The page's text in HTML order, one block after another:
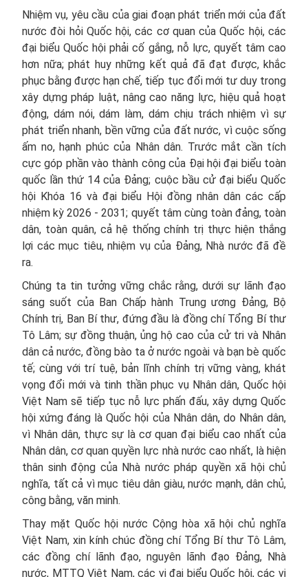
Nhiệm vụ, yêu cầu của giai đoạn phát triển mới của đất
nước đòi hỏi Quốc hội, các cơ quan của Quốc hội, các
đại biểu Quốc hội phải cố gắng, nỗ lực, quyết tâm cao
hơn nữa; phát huy những kết quả đã đạt được, khắc
phục bằng được hạn chế, tiếp tục đổi mới tư duy trong
xây dựng pháp luật, nâng cao năng lực, hiệu quả hoạt
động, dám nói, dám làm, dám chịu trách nhiệm vì sự
phát triển nhanh, bền vững của đất nước, vì cuộc sống
ấm no, hạnh phúc của Nhân dân. Trước mắt cần tích
cực góp phần vào thành công của Đại hội đại biểu toàn
quốc lần thứ 14 của Đảng; cuộc bầu cử đại biểu Quốc
hội Khóa 16 và đại biểu Hội đồng nhân dân các cấp
nhiệm kỳ 2026 - 2031; quyết tâm cùng toàn đảng, toàn
dân, toàn quân, cả hệ thống chính trị thực hiện thắng
lợi các mục tiêu, nhiệm vụ của Đảng, Nhà nước đã đề
ra.
Chúng ta tin tưởng vững chắc rằng, dưới sự lãnh đạo
sáng suốt của Ban Chấp hành Trung ương Đảng, Bộ
Chính trị, Ban Bí thư, đứng đầu là đồng chí Tổng Bí thư
Tô Lâm; sự đồng thuận, ủng hộ cao của cử tri và Nhân
dân cả nước, đồng bào ta ở nước ngoài và bạn bè quốc
tế; cùng với trí tuệ, bản lĩnh chính trị vững vàng, khát
vọng đổi mới và tinh thần phục vụ Nhân dân, Quốc hội
Việt Nam sẽ tiếp tục nỗ lực phấn đấu, xây dựng Quốc
hội xứng đáng là Quốc hội của Nhân dân, do Nhân dân,
vì Nhân dân, thực sự là cơ quan đại biểu cao nhất của
Nhân dân, cơ quan quyền lực nhà nước cao nhất, là hiện
thân sinh động của Nhà nước pháp quyền xã hội chủ
nghĩa, tất cả vì mục tiêu dân giàu, nước mạnh, dân chủ,
công bằng, văn minh.
Thay mặt Quốc hội nước Cộng hòa xã hội chủ nghĩa
Việt Nam, xin kính chúc đồng chí Tổng Bí thư Tô Lâm,
các đồng chí lãnh đạo, nguyên lãnh đạo Đảng, Nhà
nước, MTTQ Việt Nam, các vị đại biểu Quốc hội, các vị